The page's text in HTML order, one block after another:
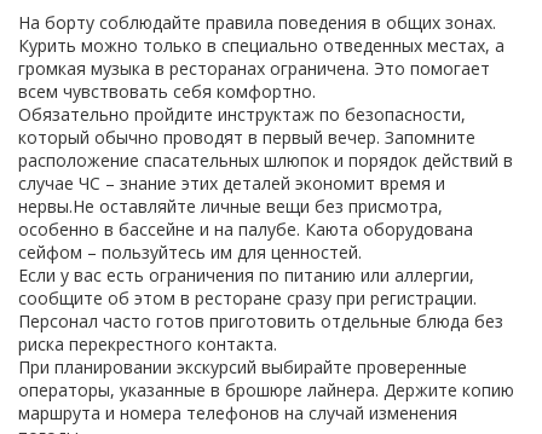
На борту соблюдайте правила поведения в общих зонах.
Курить можно только в специально отведенных местах, а
громкая музыка в ресторанах ограничена. Это помогает
всем чувствовать себя комфортно.
Обязательно пройдите инструктаж по безопасности,
который обычно проводят в первый вечер. Запомните
расположение спасательных шлюпок и порядок действий в
случае ЧС – знание этих деталей экономит время и
нервы.Не оставляйте личные вещи без присмотра,
особенно в бассейне и на палубе. Каюта оборудована
сейфом – пользуйтесь им для ценностей.
Если у вас есть ограничения по питанию или аллергии,
сообщите об этом в ресторане сразу при регистрации.
Персонал часто готов приготовить отдельные блюда без
риска перекрестного контакта.
При планировании экскурсий выбирайте проверенные
операторы, указанные в брошюре лайнера. Держите копию
маршрута и номера телефонов на случай изменения